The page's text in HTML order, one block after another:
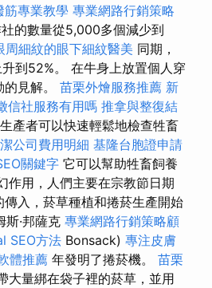
筋專業教學 專業網路行銷策略
的數量從5,000多個減少到
周細紋的眼下細紋醫美 同期，
到52%。 在牛身上放置個人穿
見解。 苗栗外燴服務推薦 新
信社服務有用嗎 推拿與整復結
產者可以快速輕鬆地檢查牲畜
公司費用明細 基隆台胞證申請
關鍵字 它可以幫助牲畜飼養
作用，人們主要在宗教節日期
入，菸草種植和捲菸生產開始
斯·邦薩克 專業網路行銷策略顧
SEO方法 Bonsack) 專注皮膚
體推薦 年發明了捲菸機。 苗栗
大量綁在袋子裡的菸草，並用